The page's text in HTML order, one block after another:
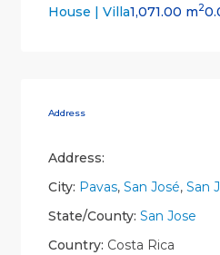
House | Villa1,071.00 m2
Address
Address:
City: Pavas, San José, San
State/County: San Jose
Country: Costa Rica